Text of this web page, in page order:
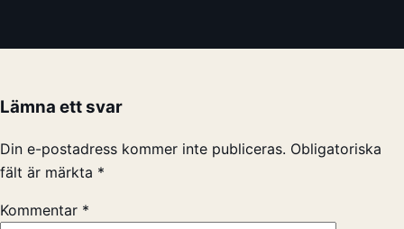
Lämna ett svar
Din e-postadress kommer inte publiceras. Obligatoriska
fält är märkta *
Kommentar *